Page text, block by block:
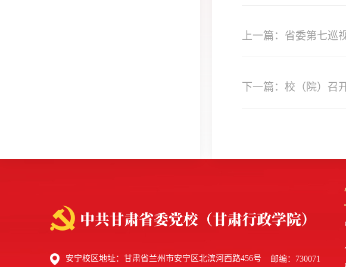
上一篇：省委第七
下一篇：校（院）召
安宁校区地址：甘肃省兰州市安宁区北滨河西路456号 邮编：730071